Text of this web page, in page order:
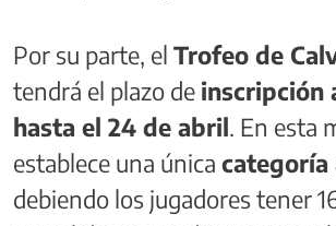
Por su parte, el Trofeo de
tendrá el plazo de inscripción
hasta el 24 de abril. En esta
establece una única categoría
debiendo los jugadores tener